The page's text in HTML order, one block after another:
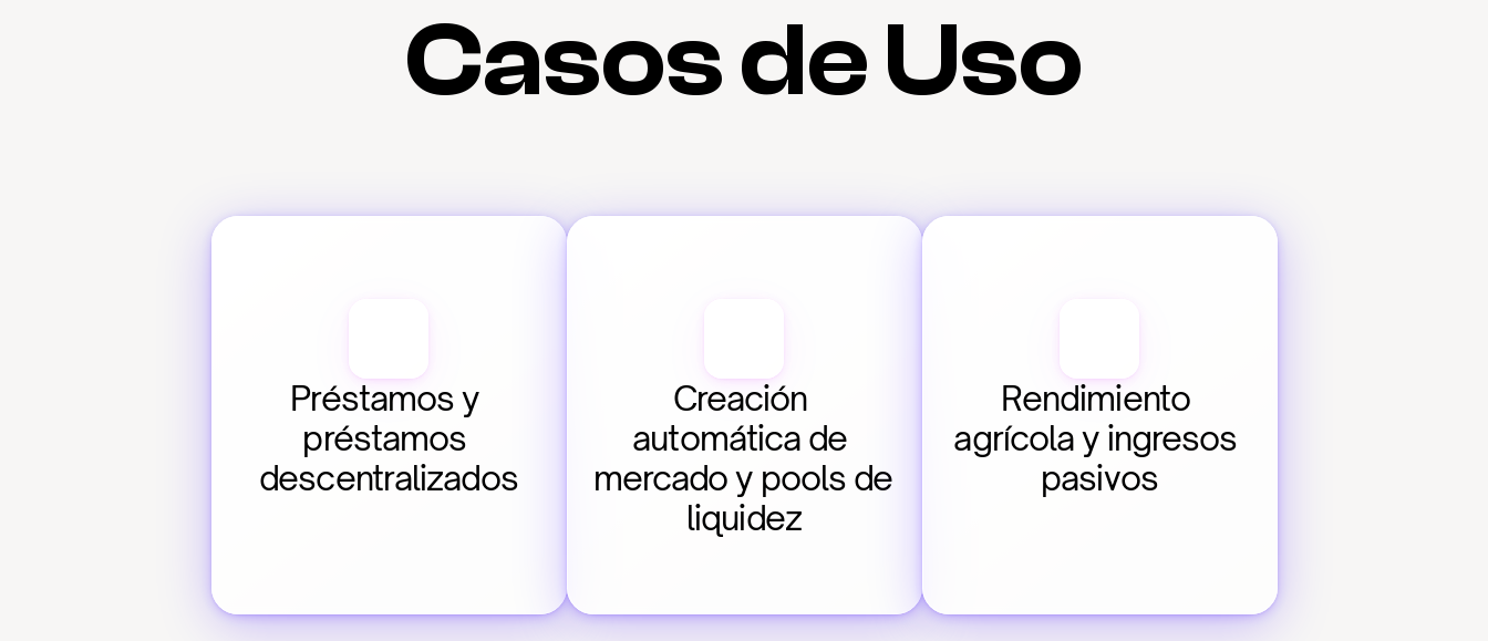
Casos de Uso
Préstamos y
préstamos
descentralizados
Creación
automática de
mercado y pools de
liquidez
Rendimiento
agrícola y ingresos
pasivos